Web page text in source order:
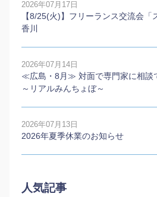
2026年07月17日
【8/25(火)】フリーランス交流会「
香川
2026年07月14日
≪広島・8月≫ 対面で専門家に相談
～リアルみんちょぼ～
2026年07月13日
2026年夏季休業のお知らせ
人気記事